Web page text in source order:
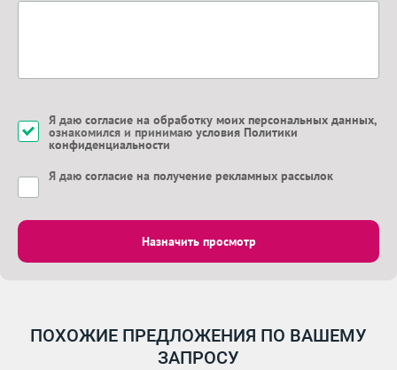
Я даю согласие на обработку моих персональных данных,
ознакомился и принимаю условия Политики
конфиденциальности
Я даю согласие на получение рекламных рассылок
Назначить просмотр
ПОХОЖИЕ ПРЕДЛОЖЕНИЯ ПО ВАШЕМУ
ЗАПРОСУ